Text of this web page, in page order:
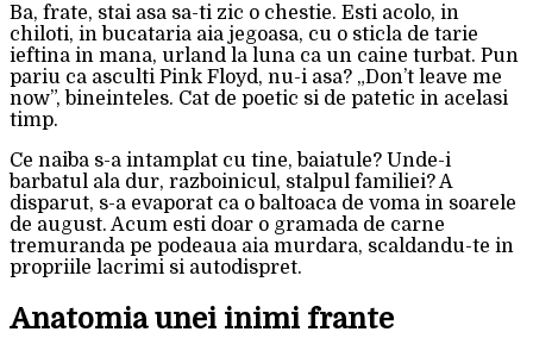
Ba, frate, stai asa sa-ti zic o chestie. Esti acolo, in
chiloti, in bucataria aia jegoasa, cu o sticla de tarie
ieftina in mana, urland la luna ca un caine turbat. Pun
pariu ca asculti Pink Floyd, nu-i asa? „Don’t leave me
now”, bineinteles. Cat de poetic si de patetic in acelasi
timp.
Ce naiba s-a intamplat cu tine, baiatule? Unde-i
barbatul ala dur, razboinicul, stalpul familiei? A
disparut, s-a evaporat ca o baltoaca de voma in soarele
de august. Acum esti doar o gramada de carne
tremuranda pe podeaua aia murdara, scaldandu-te in
propriile lacrimi si autodispret.
Anatomia unei inimi frante